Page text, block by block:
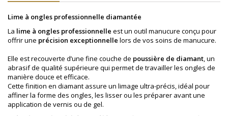
Lime à ongles professionnelle diamantée
La lime à ongles professionnelle est un outil manucure conçu pour
offrir une précision exceptionnelle lors de vos soins de manucure.
Elle est recouverte d’une fine couche de poussière de diamant, un
abrasif de qualité supérieure qui permet de travailler les ongles de
manière douce et efficace.
Cette finition en diamant assure un limage ultra-précis, idéal pour
affiner la forme des ongles, les lisser ou les préparer avant une
application de vernis ou de gel.